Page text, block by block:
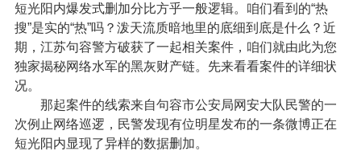
短光阳内爆发式删加分比方乎一般逻辑。咱们看到的“热
搜”是实的“热”吗？泼天流质暗地里的底细到底是什么？近
期，江苏句容警方破获了一起相关案件，咱们就由此为您
独家揭秘网络水军的黑灰财产链。先来看看案件的详细状
况。
那起案件的线索来自句容市公安局网安大队民警的一
次例止网络巡逻，民警发现有位明星发布的一条微博正在
短光阳内显现了异样的数据删加。